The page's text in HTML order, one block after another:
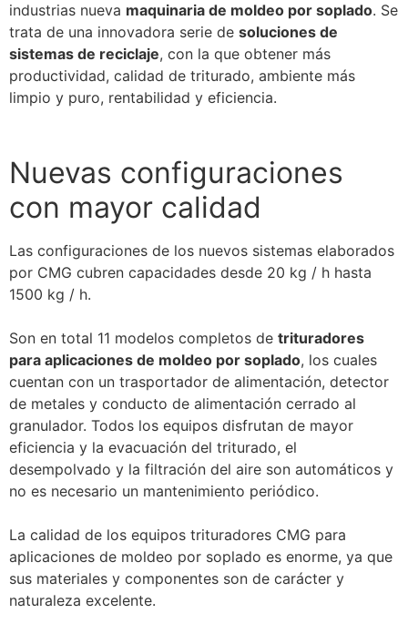
industrias nueva maquinaria de moldeo por soplado. Se
trata de una innovadora serie de soluciones de
sistemas de reciclaje, con la que obtener más
productividad, calidad de triturado, ambiente más
limpio y puro, rentabilidad y eficiencia.
Nuevas configuraciones
con mayor calidad
Las configuraciones de los nuevos sistemas elaborados
por CMG cubren capacidades desde 20 kg / h hasta
1500 kg / h.
Son en total 11 modelos completos de trituradores
para aplicaciones de moldeo por soplado, los cuales
cuentan con un trasportador de alimentación, detector
de metales y conducto de alimentación cerrado al
granulador. Todos los equipos disfrutan de mayor
eficiencia y la evacuación del triturado, el
desempolvado y la filtración del aire son automáticos y
no es necesario un mantenimiento periódico.
La calidad de los equipos trituradores CMG para
aplicaciones de moldeo por soplado es enorme, ya que
sus materiales y componentes son de carácter y
naturaleza excelente.